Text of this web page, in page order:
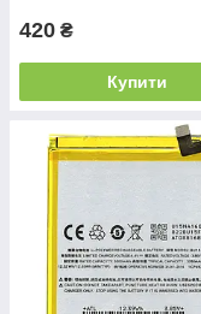
420 ₴
Купити